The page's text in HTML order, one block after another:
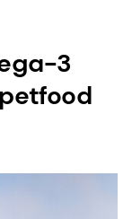
3